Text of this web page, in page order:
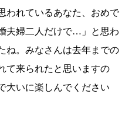
われているあなた、おめで
夫婦二人だけで…」と思わ
ね。みなさんは去年までの
て来られたと思いますの
大いに楽しんでください